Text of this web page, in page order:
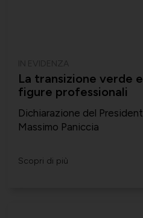
La transizione verde
figure professionali
Dichiarazione del
Massimo Paniccia
Scopri di più